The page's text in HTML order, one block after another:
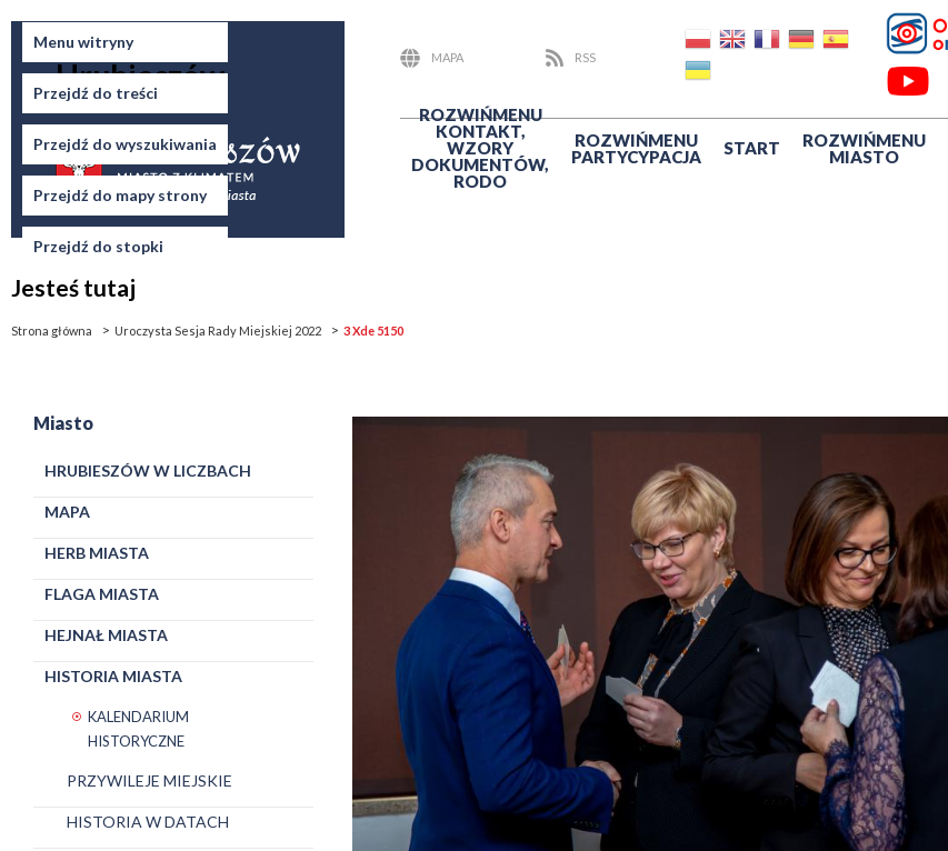
Menu witryny
Przejdź do treści
Przejdź do wyszukiwania
Przejdź do mapy strony
Przejdź do stopki
Miasto
Hrubieszów
MAPA
RSS
ROZWIŃMENU
KONTAKT,
WZORY
DOKUMENTÓW,
RODO
ROZWIŃMENU
PARTYCYPACJA
START ROZWIŃMENU
MIASTO
Jesteś tutaj
Strona główna Uroczysta Sesja Rady Miejskiej 2022 3 Xde 5150
Miasto
HRUBIESZÓW W LICZBACH
MAPA
HERB MIASTA
FLAGA MIASTA
HEJNAŁ MIASTA
HISTORIA MIASTA
KALENDARIUM
HISTORYCZNE
PRZYWILEJE MIEJSKIE
HISTORIA W DATACH